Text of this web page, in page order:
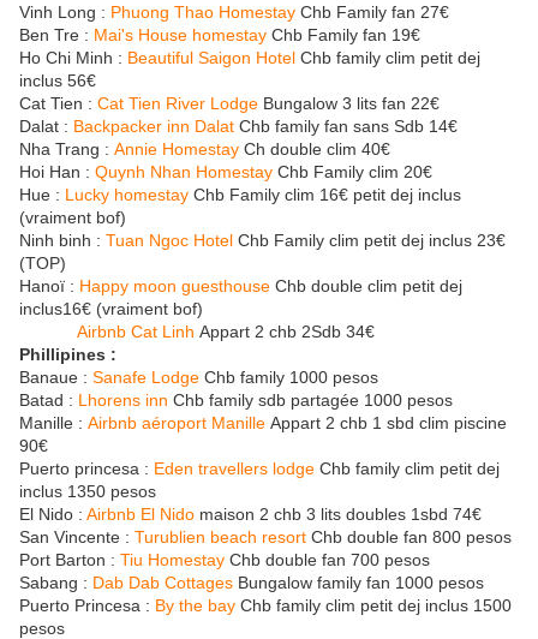
Vinh Long : Phuong Thao Homestay Chb Family fan 27€
Ben Tre : Mai's House homestay Chb Family fan 19€
Ho Chi Minh : Beautiful Saigon Hotel Chb family clim petit dej
inclus 56€
Cat Tien : Cat Tien River Lodge Bungalow 3 lits fan 22€
Dalat : Backpacker inn Dalat Chb family fan sans Sdb 14€
Nha Trang : Annie Homestay Ch double clim 40€
Hoi Han : Quynh Nhan Homestay Chb Family clim 20€
Hue : Lucky homestay Chb Family clim 16€ petit dej inclus
(vraiment bof)
Ninh binh : Tuan Ngoc Hotel Chb Family clim petit dej inclus 23€
(TOP)
Hanoï : Happy moon guesthouse Chb double clim petit dej
inclus16€ (vraiment bof)
Airbnb Cat Linh Appart 2 chb 2Sdb 34€
Phillipines :
Banaue : Sanafe Lodge Chb family 1000 pesos
Batad : Lhorens inn Chb family sdb partagée 1000 pesos
Manille : Airbnb aéroport Manille Appart 2 chb 1 sbd clim piscine
90€
Puerto princesa : Eden travellers lodge Chb family clim petit dej
inclus 1350 pesos
El Nido : Airbnb El Nido maison 2 chb 3 lits doubles 1sbd 74€
San Vincente : Turublien beach resort Chb double fan 800 pesos
Port Barton : Tiu Homestay Chb double fan 700 pesos
Sabang : Dab Dab Cottages Bungalow family fan 1000 pesos
Puerto Princesa : By the bay Chb family clim petit dej inclus 1500
pesos